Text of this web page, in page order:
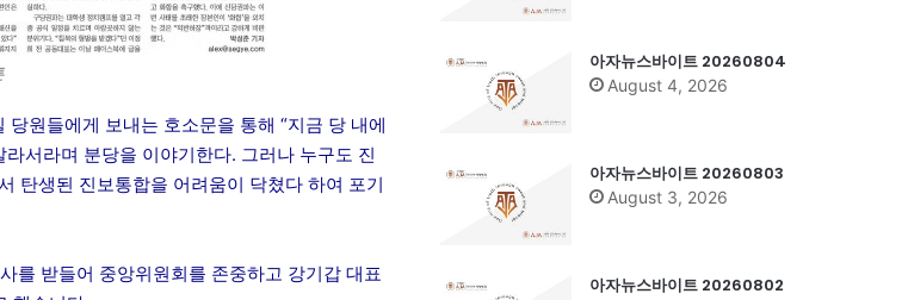
원들에게 보내는 호소문을 통해 “지금 당 내에
서라며 분당을 이야기한다. 그러나 누구도 진
탄생된 진보통합을 어려움이 닥쳤다 하여 포기
를 받들어 중앙위원회를 존중하고 강기갑 대표
아자뉴스바이트 20260804
August 4, 2026
아자뉴스바이트 20260803
August 3, 2026
아자뉴스바이트 20260802